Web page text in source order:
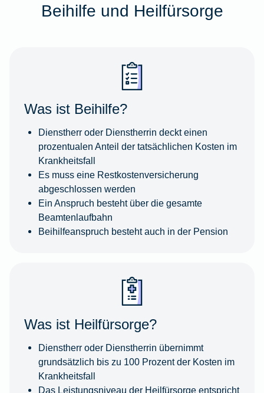
Beihilfe und Heilfürsorge
Was ist Beihilfe?
Dienstherr oder Dienstherrin deckt einen
prozentualen Anteil der tatsächlichen Kosten im
Krankheitsfall
Es muss eine Restkostenversicherung
abgeschlossen werden
Ein Anspruch besteht über die gesamte
Beamtenlaufbahn
Beihilfeanspruch besteht auch in der Pension
Was ist Heilfürsorge?
Dienstherr oder Dienstherrin übernimmt
grundsätzlich bis zu 100 Prozent der Kosten im
Krankheitsfall
Das Leistungsniveau der Heilfürsorge entspricht